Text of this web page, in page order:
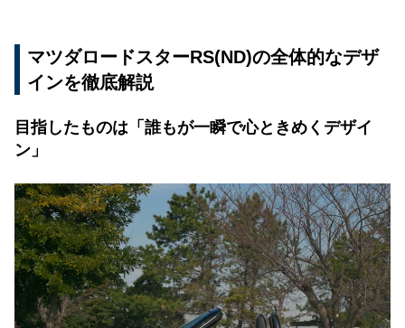
マツダロードスターRS(ND)の全体的なデザ
インを徹底解説
目指したものは「誰もが一瞬で心ときめくデザイ
ン」